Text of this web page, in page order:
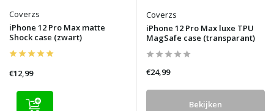
Coverzs
iPhone 12 Pro Max matte
Shock case (zwart)
€12,99
Coverzs
iPhone 12 Pro Max luxe TPU
MagSafe case (transparant)
€24,99
Bekijken